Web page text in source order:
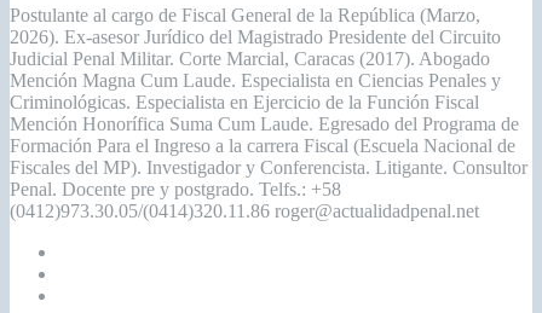
Postulante al cargo de Fiscal General de la República (Marzo,
2026). Ex-asesor Jurídico del Magistrado Presidente del Circuito
Judicial Penal Militar. Corte Marcial, Caracas (2017). Abogado
Mención Magna Cum Laude. Especialista en Ciencias Penales y
Criminológicas. Especialista en Ejercicio de la Función Fiscal
Mención Honorífica Suma Cum Laude. Egresado del Programa de
Formación Para el Ingreso a la carrera Fiscal (Escuela Nacional de
Fiscales del MP). Investigador y Conferencista. Litigante. Consultor
Penal. Docente pre y postgrado. Telfs.: +58
(0412)973.30.05/(0414)320.11.86 roger@actualidadpenal.net